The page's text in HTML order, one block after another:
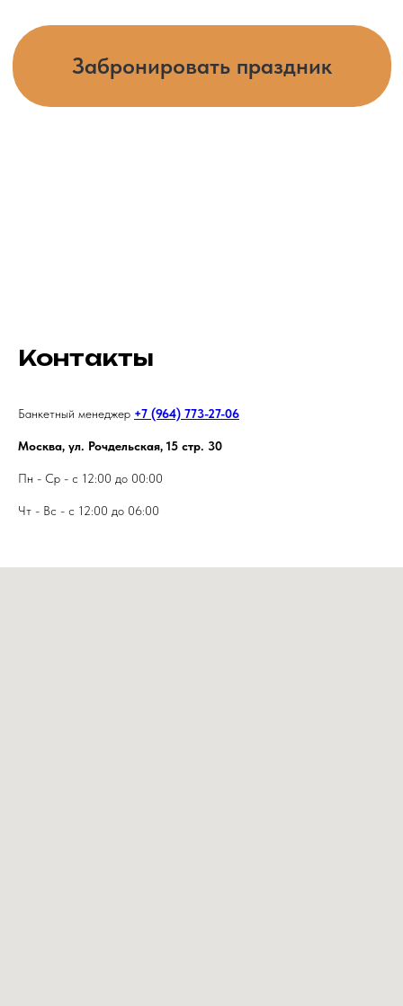
Контакты
Банкетный менеджер +7 (964) 773-27-06
Москва, ул. Рочдельская, 15 стр. 30
Пн - Ср - с 12:00 до 00:00
Чт - Вс - с 12:00 до 06:00